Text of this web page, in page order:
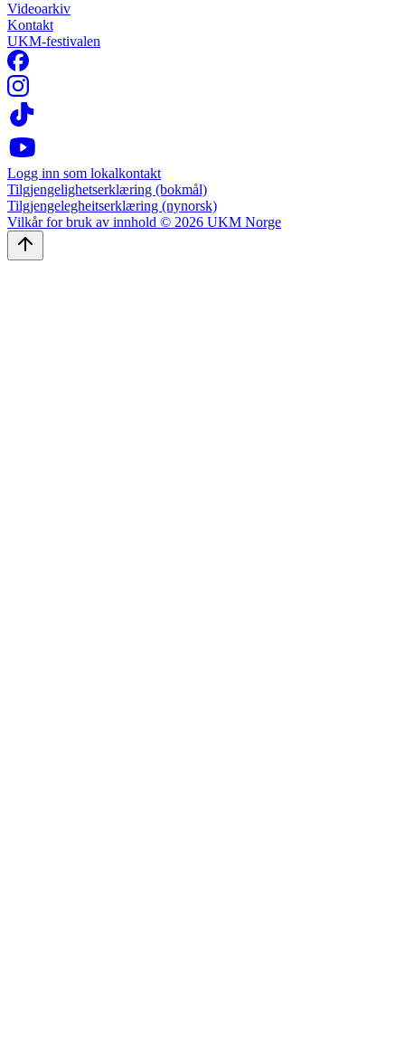
Videoarkiv
Kontakt
UKM-festivalen
Logg inn som lokalkontakt
Tilgjengelighetserklæring (bokmål)
Tilgjengelegheitserklæring (nynorsk)
Vilkår for bruk av innhold © 2026 UKM Norge